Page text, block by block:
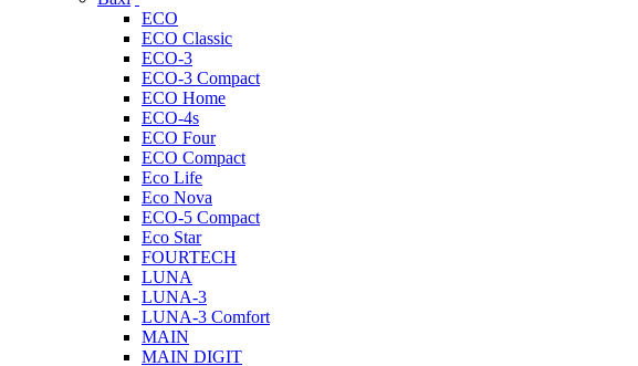
ECO
ECO Classic
ECO-3
ECO-3 Compact
ECO Home
ECO-4s
ECO Four
ECO Compact
Eco Life
Eco Nova
ECO-5 Compact
Eco Star
FOURTECH
LUNA
LUNA-3
LUNA-3 Comfort
MAIN
MAIN DIGIT